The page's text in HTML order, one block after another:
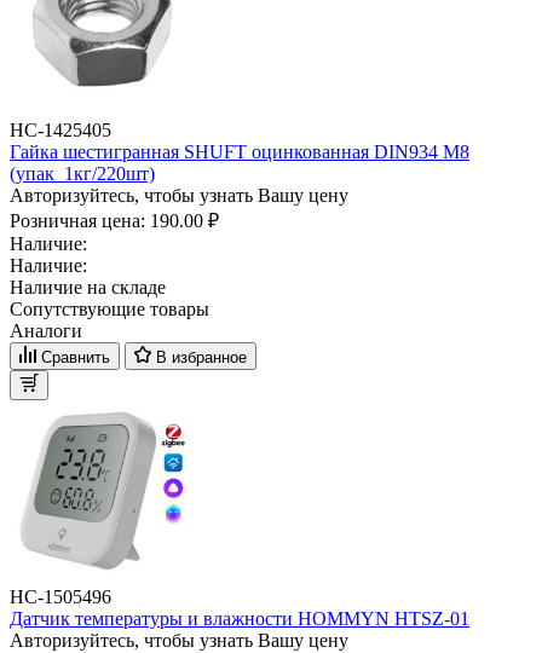
НС-1425405
Гайка шестигранная SHUFT оцинкованная DIN934 М8
(упак_1кг/220шт)
Авторизуйтесь, чтобы узнать Вашу цену
Розничная цена: 190.00 ₽
Наличие:
Наличие:
Наличие на складе
Сопутствующие товары
Аналоги
Сравнить В избранное
НС-1505496
Датчик температуры и влажности HOMMYN HTSZ-01
Авторизуйтесь, чтобы узнать Вашу цену